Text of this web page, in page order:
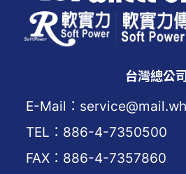
台灣總公
E-Mail：
TEL：886-4-7350500
FAX：886-4-7357860